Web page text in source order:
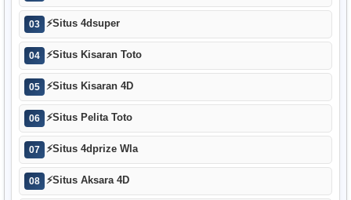
03 ⚡Situs 4dsuper
04 ⚡Situs Kisaran Toto
05 ⚡Situs Kisaran 4D
06 ⚡Situs Pelita Toto
07 ⚡Situs 4dprize Wla
08 ⚡Situs Aksara 4D